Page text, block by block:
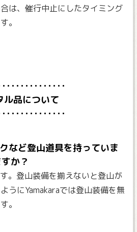
は、催行中止にしたタイミング
。
ル品について
など登山道具を持っていま
か？
。登山装備を揃えないと登山が
うにYamakaraでは登山装備を無
。